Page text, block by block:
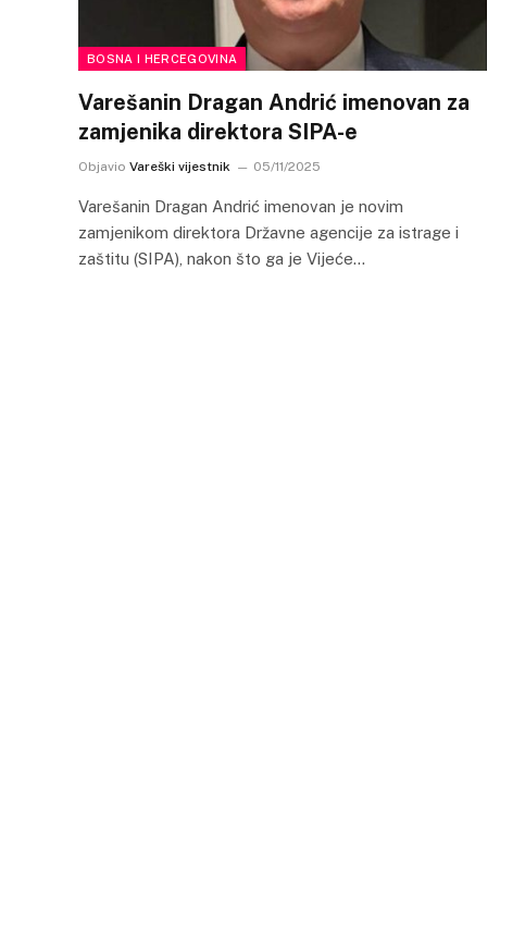
BOSNA I HERCEGOVINA
Varešanin Dragan Andrić imenovan za
zamjenika direktora SIPA-e
Objavio Vareški vijestnik 05/11/2025
Varešanin Dragan Andrić imenovan je novim
zamjenikom direktora Državne agencije za istrage i
zaštitu (SIPA), nakon što ga je Vijeće…